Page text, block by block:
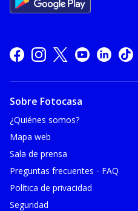
Sobre Fotocasa
¿Quiénes somos?
Mapa web
Sala de prensa
Preguntas frecuentes - FAQ
Política de privacidad
Seguridad